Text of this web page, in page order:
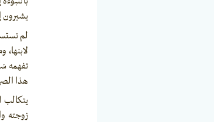
يشيرون
لم
تفهمه
هذا
زوجته